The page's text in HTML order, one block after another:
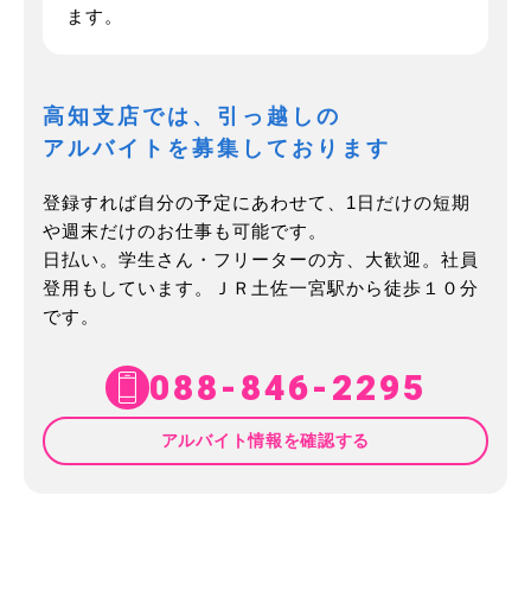
ます。
高知支店では、引っ越しの
アルバイトを募集しております
登録すれば自分の予定にあわせて、1日だけの短期
や週末だけのお仕事も可能です。
日払い。学生さん・フリーターの方、大歓迎。社員
登用もしています。ＪＲ土佐一宮駅から徒歩１０分
です。
088-846-2295
アルバイト情報を確認する